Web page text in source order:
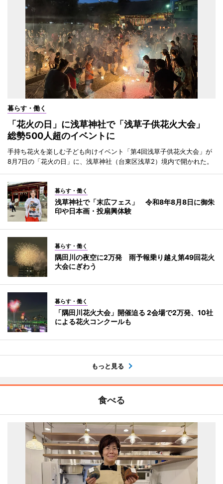
暮らす・働く
「花火の日」に浅草神社で「浅草子供花火大会」
総勢500人超のイベントに
手持ち花火を楽しむ子ども向けイベント「第4回浅草子供花火大会」が
8月7日の「花火の日」に、浅草神社（台東区浅草2）境内で開かれた。
暮らす・働く
浅草神社で「末広フェス」 令和8年8月8日に御朱
印や日本画・投扇興体験
暮らす・働く
隅田川の夜空に2万発 雨予報乗り越え第49回花火
大会にぎわう
暮らす・働く
「隅田川花火大会」開催迫る 2会場で2万発、10社
による花火コンクールも
もっと見る
食べる